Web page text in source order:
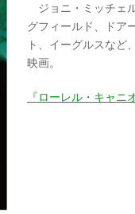
ジョニ・ミッチェ
グフィールド、ドア
ト、イーグルスなど
映画。
『ローレル・キャ